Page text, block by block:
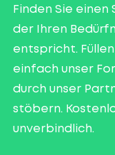
Finden Sie
der Ihren
entspricht. Füllen
einfach unser
durch unser
stöbern.
unverbindlich.